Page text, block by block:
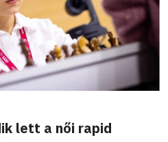
lett a női rapid